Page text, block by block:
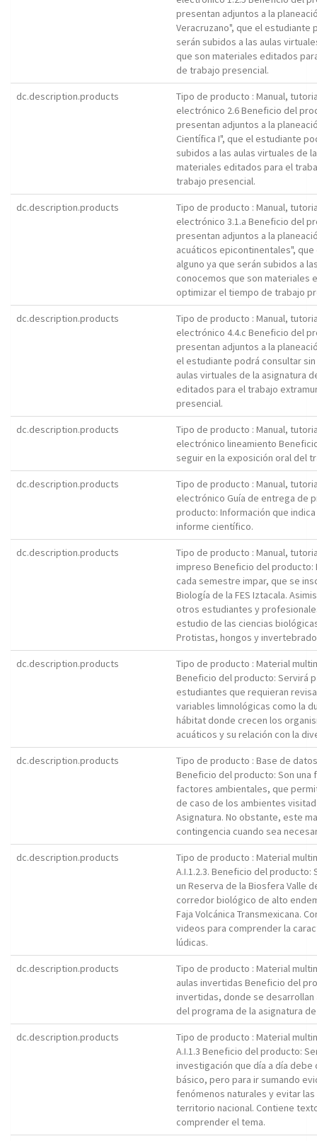
presentan adjuntos a la
Veracruzano", que el estudiante
serán subidos a las aulas
que son materiales editados
de trabajo presencial.
dc.description.products
Tipo de producto : Manual,
electrónico 2.6 Beneficio del
presentan adjuntos a la
Científica I", que el estudiante
subidos a las aulas virtuales de
materiales editados para el
trabajo presencial.
dc.description.products
Tipo de producto : Manual,
electrónico 3.1.a Beneficio del
presentan adjuntos a la
acuáticos epicontinentales",
alguno ya que serán subidos a
conocemos que son materiales
optimizar el tiempo de trabajo
dc.description.products
Tipo de producto : Manual,
electrónico 4.4.c Beneficio del
presentan adjuntos a la
el estudiante podrá consultar
aulas virtuales de la asignatura
editados para el trabajo
presencial.
dc.description.products
Tipo de producto : Manual,
electrónico lineamiento
seguir en la exposición oral del
dc.description.products
Tipo de producto : Manual,
electrónico Guía de entrega de
producto: Información que
informe científico.
dc.description.products
Tipo de producto : Manual,
impreso Beneficio del producto:
cada semestre impar, que se
Biología de la FES Iztacala.
otros estudiantes y
estudio de las ciencias
Protistas, hongos y
dc.description.products
Tipo de producto : Material
Beneficio del producto: Servirá
estudiantes que requieran
variables limnológicas como la
hábitat donde crecen los
acuáticos y su relación con la
dc.description.products
Tipo de producto : Base de
Beneficio del producto: Son
factores ambientales, que
de caso de los ambientes
Asignatura. No obstante, este
contingencia cuando sea
dc.description.products
Tipo de producto : Material
A.I.1.2.3. Beneficio del
un Reserva de la Biosfera Valle
corredor biológico de alto
Faja Volcánica Transmexicana.
videos para comprender la
lúdicas.
dc.description.products
Tipo de producto : Material
aulas invertidas Beneficio del
invertidas, donde se
del programa de la asignatura de
dc.description.products
Tipo de producto : Material
A.I.1.3 Beneficio del producto:
investigación que día a día
básico, pero para ir sumando
fenómenos naturales y evitar
territorio nacional. Contiene
comprender el tema.